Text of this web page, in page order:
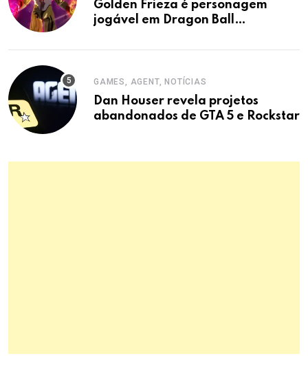
Golden Frieza é personagem
jogável em Dragon Ball
GAMES, AGENT, NOTÍCIAS
Dan Houser revela projetos
abandonados de GTA 5 e Rockstar